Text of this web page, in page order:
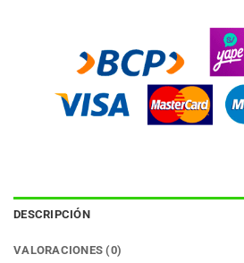
DESCRIPCIÓN
VALORACIONES (0)